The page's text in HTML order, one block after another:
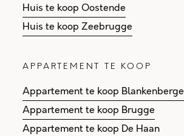
Huis te koop Oostende
Huis te koop Zeebrugge
APPARTEMENT TE KOOP
Appartement te koop Blankenberge
Appartement te koop Brugge
Appartement te koop De Haan